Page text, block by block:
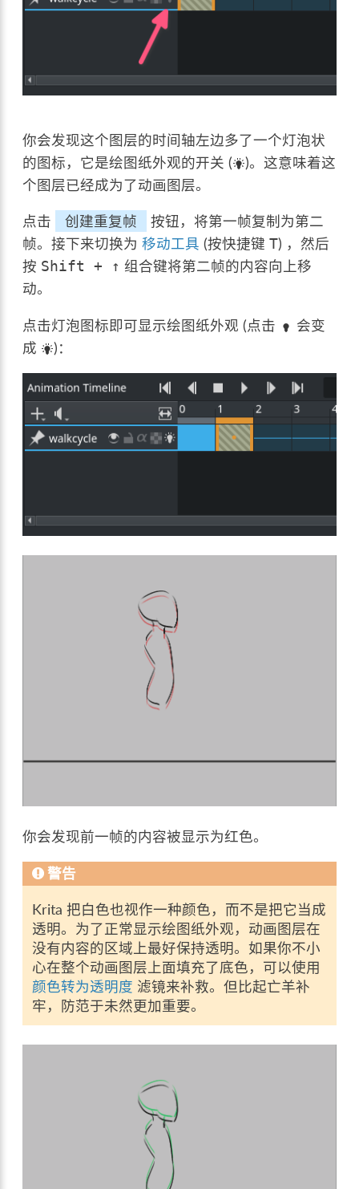
你会发现这个图层的时间轴左边多了一个灯泡状
的图标，它是绘图纸外观的开关 (
)。这意味着这
个图层已经成为了动画图层。
点击 创建重复帧
按钮，将第一帧复制为第二
帧。接下来切换为移动工具 (按快捷键T) ，然后
按 Shift + ↑ 组合键将第二帧的内容向上移
动。
点击灯泡图标即可显示绘图纸外观 (点击
会变
成
)：
你会发现前一帧的内容被显示为红色。
警告
Krita 把白色也视作一种颜色，而不是把它当成
透明。为了正常显示绘图纸外观，动画图层在
没有内容的区域上最好保持透明。如果你不小
心在整个动画图层上面填充了底色，可以使用
颜色转为透明度 滤镜来补救。但比起亡羊补
牢，防范于未然更加重要。